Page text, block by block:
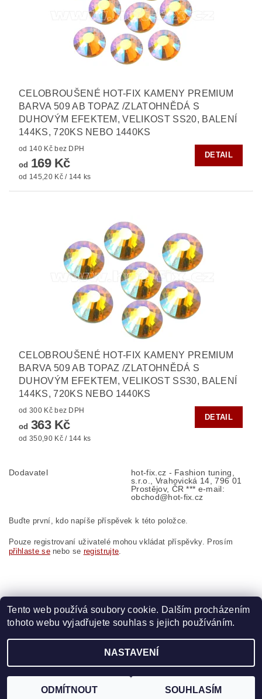
CELOBROUŠENÉ HOT-FIX KAMENY PREMIUM
BARVA 509 AB TOPAZ /ZLATOHNĚDÁ S
DUHOVÝM EFEKTEM, VELIKOST SS20, BALENÍ
144KS, 720KS NEBO 1440KS
od 140 Kč bez DPH
od 169 Kč
od 145,20 Kč / 144 ks
DETAIL
CELOBROUŠENÉ HOT-FIX KAMENY PREMIUM
BARVA 509 AB TOPAZ /ZLATOHNĚDÁ S
DUHOVÝM EFEKTEM, VELIKOST SS30, BALENÍ
144KS, 720KS NEBO 1440KS
od 300 Kč bez DPH
od 363 Kč
od 350,90 Kč / 144 ks
DETAIL
Dodavatel
hot-fix.cz - Fashion tuning,
s.r.o., Vrahovická 14, 796 01
Prostějov, ČR *** e-mail:
obchod@hot-fix.cz
Buďte první, kdo napíše příspěvek k této položce.
Pouze registrovaní uživatelé mohou vkládat příspěvky. Prosím
přihlaste senebo se registrujte
Zboží.cz | Heureka.cz | Vyšívací.cz | Crystalstyle.cz
2026 ©HOT-FIX, všechna práva vyhrazena
Tento web používá soubory cookie. Dalším procházením
tohoto webu vyjadřujete souhlas s jejich používáním.
NASTAVENÍ
ODMÍTNOUT SOUHLASÍM